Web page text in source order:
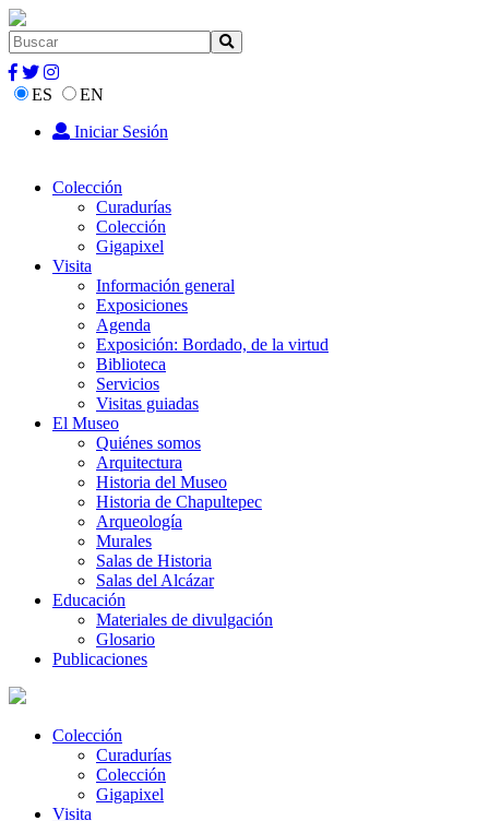
ES
EN
Iniciar Sesión
Colección
Curadurías
Colección
Gigapixel
Visita
Información general
Exposiciones
Agenda
Exposición: Bordado, de la virtud
Biblioteca
Servicios
Visitas guiadas
El Museo
Quiénes somos
Arquitectura
Historia del Museo
Historia de Chapultepec
Arqueología
Murales
Salas de Historia
Salas del Alcázar
Educación
Materiales de divulgación
Glosario
Publicaciones
Colección
Curadurías
Colección
Gigapixel
Visita